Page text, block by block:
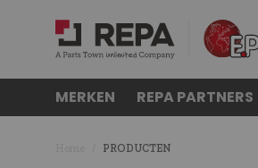
MERKEN REPA PARTNERS
PRODUCTEN